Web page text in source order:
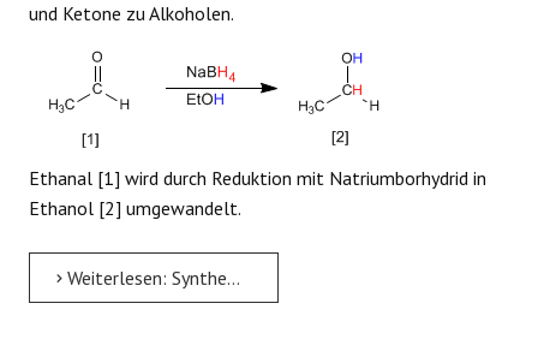
und Ketone zu Alkoholen.
Ethanal [1] wird durch Reduktion mit Natriumborhydrid in
Ethanol [2] umgewandelt.
Weiterlesen: Synthese von Alkoholen durch Reduktion von Carbonylen